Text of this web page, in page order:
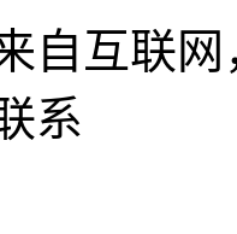
自互联
系